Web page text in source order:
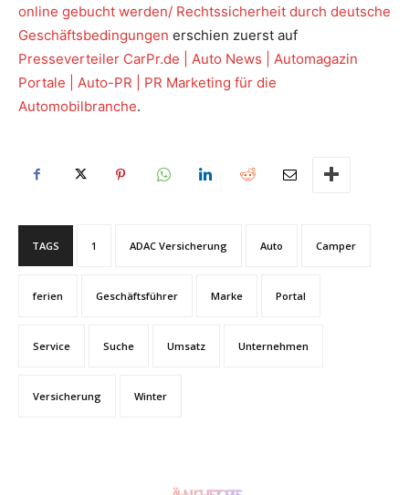
online gebucht werden/ Rechtssicherheit durch deutsche
Geschäftsbedingungen erschien zuerst auf
Presseverteiler CarPr.de | Auto News | Automagazin
Portale | Auto-PR | PR Marketing für die
Automobilbranche.
TAGS 1 ADAC Versicherung Auto Camper
ferien Geschäftsführer Marke Portal
Service Suche Umsatz Unternehmen
Versicherung Winter